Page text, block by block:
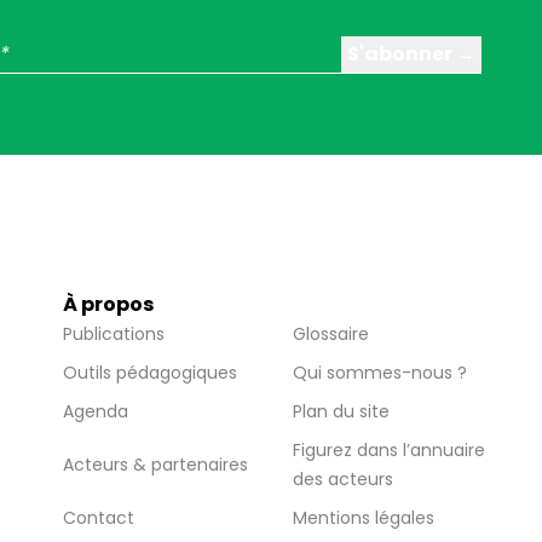
À propos
Publications
Glossaire
Outils pédagogiques
Qui sommes-nous ?
Agenda
Plan du site
Acteurs & partenaires
Figurez dans l’annuaire
des acteurs
Contact
Mentions légales